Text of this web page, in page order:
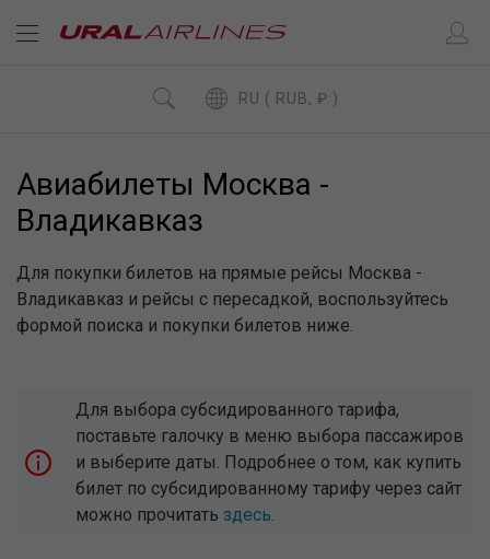
RU ( RUB, ₽ )
Авиабилеты Москва -
Владикавказ
Для покупки билетов на прямые рейсы Москва -
Владикавказ и рейсы с пересадкой, воспользуйтесь
формой поиска и покупки билетов ниже.
Для выбора субсидированного тарифа,
поставьте галочку в меню выбора пассажиров
и выберите даты. Подробнее о том, как купить
билет по субсидированному тарифу через сайт
можно прочитать здесь.